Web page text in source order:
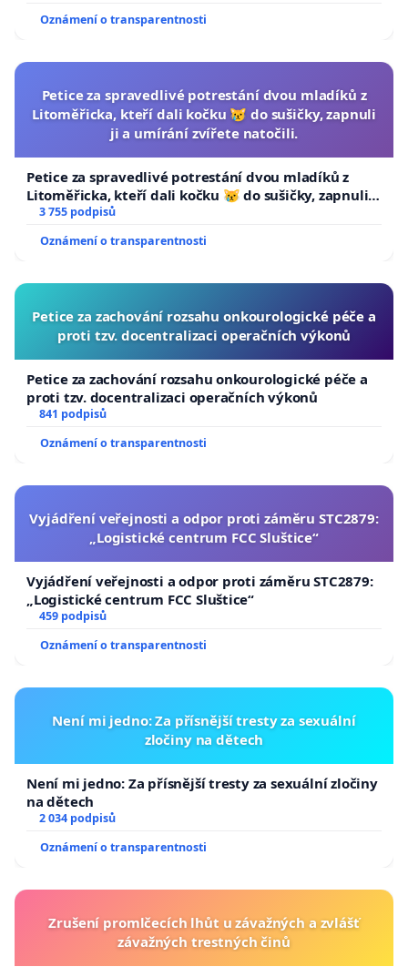
Oznámení o transparentnosti
Petice za spravedlivé potrestání dvou mladíků z
Litoměřicka, kteří dali kočku 😿 do sušičky, zapnuli
ji a umírání zvířete natočili.
Petice za spravedlivé potrestání dvou mladíků z
Litoměřicka, kteří dali kočku 😿 do sušičky, zapnuli ji
a umírání zvířete natočili.
3 755 podpisů
Oznámení o transparentnosti
Petice za zachování rozsahu onkourologické péče a
proti tzv. docentralizaci operačních výkonů
Petice za zachování rozsahu onkourologické péče a
proti tzv. docentralizaci operačních výkonů
841 podpisů
Oznámení o transparentnosti
Vyjádření veřejnosti a odpor proti záměru STC2879:
„Logistické centrum FCC Sluštice“
Vyjádření veřejnosti a odpor proti záměru STC2879:
„Logistické centrum FCC Sluštice“
459 podpisů
Oznámení o transparentnosti
Není mi jedno: Za přísnější tresty za sexuální
zločiny na dětech
Není mi jedno: Za přísnější tresty za sexuální zločiny
na dětech
2 034 podpisů
Oznámení o transparentnosti
Zrušení promlčecích lhůt u závažných a zvlášť
závažných trestných činů